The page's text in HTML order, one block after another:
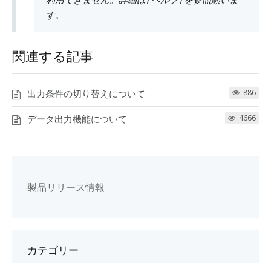
す。
関連する記事
出力条件の切り替えについて 886
データ出力機能について 4666
製品リリース情報
カテゴリー